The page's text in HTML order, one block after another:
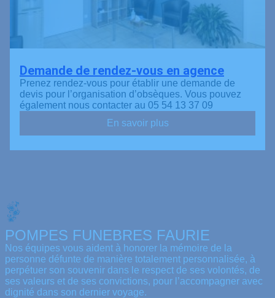
Demande de rendez-vous en agence
Prenez rendez-vous pour établir une demande de
devis pour l’organisation d’obsèques. Vous pouvez
également nous contacter au 05 54 13 37 09
En savoir plus
POMPES FUNEBRES FAURIE
Nos équipes vous aident à honorer la mémoire de la
personne défunte de manière totalement personnalisée, à
perpétuer son souvenir dans le respect de ses volontés, de
ses valeurs et de ses convictions, pour l’accompagner avec
dignité dans son dernier voyage.